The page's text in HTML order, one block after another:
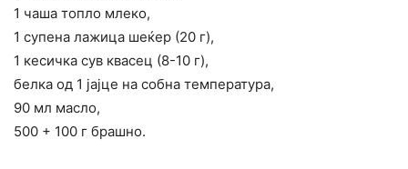
1 чаша топло млеко,
1 супена лажица шеќер (20 г),
1 кесичка сув квасец (8-10 г),
белка од 1 јајце на собна температура,
90 мл масло,
500 + 100 г брашно.